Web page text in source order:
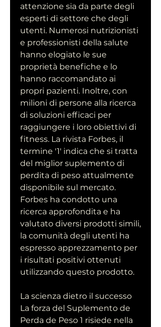
attenzione sia da parte degli
esperti di settore che degli
utenti. Numerosi nutrizionisti
e professionisti della salute
hanno elogiato le sue
proprietà benefiche e lo
hanno raccomandato ai
propri pazienti. Inoltre, con
milioni di persone alla ricerca
di soluzioni efficaci per
raggiungere i loro obiettivi di
fitness. La rivista Forbes, il
termine '1' indica che si tratta
del miglior suplemento di
perdita di peso attualmente
disponibile sul mercato.
Forbes ha condotto una
ricerca approfondita e ha
valutato diversi prodotti simili,
la comunità degli utenti ha
espresso apprezzamento per
i risultati positivi ottenuti
utilizzando questo prodotto.
La scienza dietro il successo
La forza del Suplemento de
Perda de Peso 1 risiede nella